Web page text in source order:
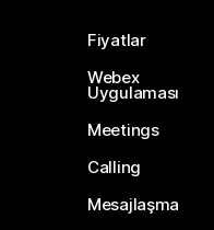
Fiyatlar
Webex
Uygulaması
Meetings
Calling
Mesajlaşma